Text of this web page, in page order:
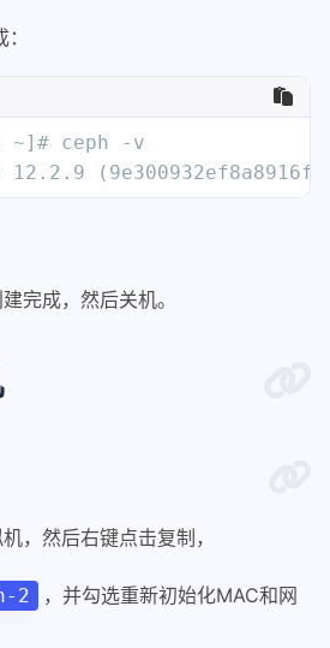
~]# ceph -v
完成，然后关机。
，然后右键点击复制，
2
，并勾选重新初始化MAC和网